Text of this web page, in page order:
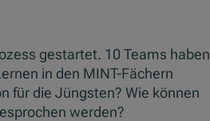
gestartet. 10 Teams haben
in den MINT-Fächern
für die Jüngsten? Wie können
werden?